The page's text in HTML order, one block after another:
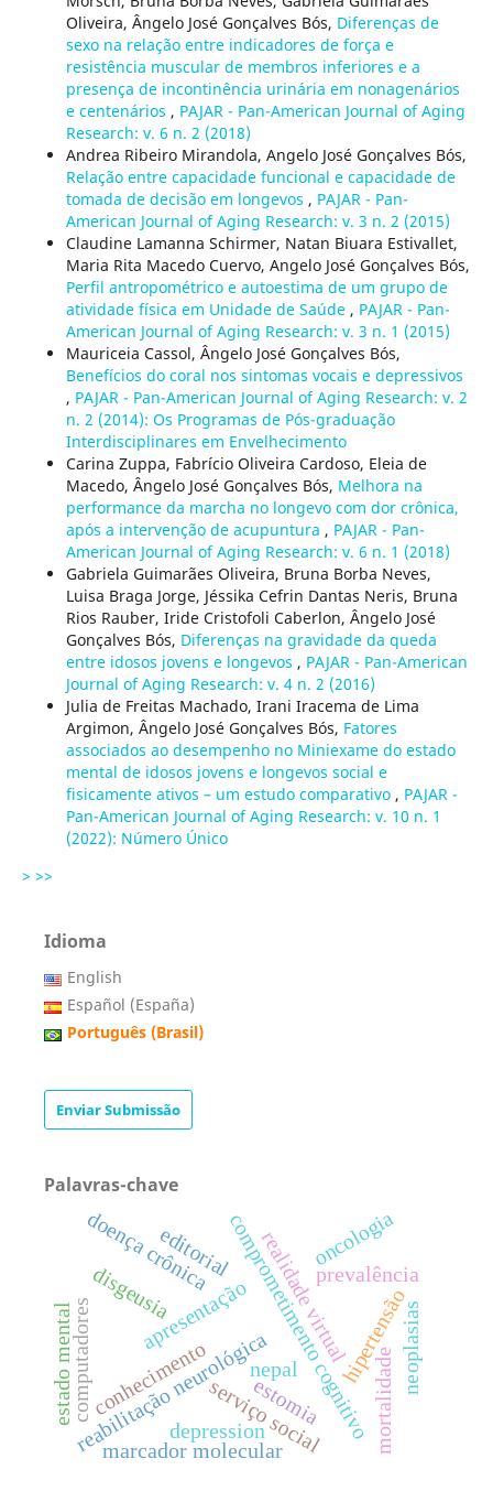
Oliveira, Ângelo José Gonçalves Bós, Diferenças de
sexo na relação entre indicadores de força e
resistência muscular de membros inferiores e a
presença de incontinência urinária em nonagenários
e centenários , PAJAR - Pan-American Journal of Aging
Research: v. 6 n. 2 (2018)
Andrea Ribeiro Mirandola, Angelo José Gonçalves Bós,
Relação entre capacidade funcional e capacidade de
tomada de decisão em longevos , PAJAR - Pan-
American Journal of Aging Research: v. 3 n. 2 (2015)
Claudine Lamanna Schirmer, Natan Biuara Estivallet,
Maria Rita Macedo Cuervo, Angelo José Gonçalves Bós,
Perfil antropométrico e autoestima de um grupo de
atividade física em Unidade de Saúde , PAJAR - Pan-
American Journal of Aging Research: v. 3 n. 1 (2015)
Mauriceia Cassol, Ângelo José Gonçalves Bós,
Benefícios do coral nos sintomas vocais e depressivos
, PAJAR - Pan-American Journal of Aging Research: v. 2
n. 2 (2014): Os Programas de Pós-graduação
Interdisciplinares em Envelhecimento
Carina Zuppa, Fabrício Oliveira Cardoso, Eleia de
Macedo, Ângelo José Gonçalves Bós, Melhora na
performance da marcha no longevo com dor crônica,
após a intervenção de acupuntura , PAJAR - Pan-
American Journal of Aging Research: v. 6 n. 1 (2018)
Gabriela Guimarães Oliveira, Bruna Borba Neves,
Luisa Braga Jorge, Jéssika Cefrin Dantas Neris, Bruna
Rios Rauber, Iride Cristofoli Caberlon, Ângelo José
Gonçalves Bós, Diferenças na gravidade da queda
entre idosos jovens e longevos , PAJAR - Pan-American
Journal of Aging Research: v. 4 n. 2 (2016)
Julia de Freitas Machado, Irani Iracema de Lima
Argimon, Ângelo José Gonçalves Bós, Fatores
associados ao desempenho no Miniexame do estado
mental de idosos jovens e longevos social e
fisicamente ativos – um estudo comparativo , PAJAR -
Pan-American Journal of Aging Research: v. 10 n. 1
(2022): Número Único
> >>
Idioma
English
Español (España)
Português (Brasil)
Enviar Submissão
Palavras-chave
apresentaçãocomprometimento cognitivo
reabilitação neurológica
realidade virtual
nepal
prevalência
hipertensão
mortalidade
doença crônica
estomia
serviço social
disgeusia
marcador molecular
oncologia
neoplasias
editorial
computadoresconhecimento
estado mental
depression